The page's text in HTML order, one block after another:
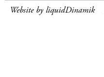
Website by liquidDinamik